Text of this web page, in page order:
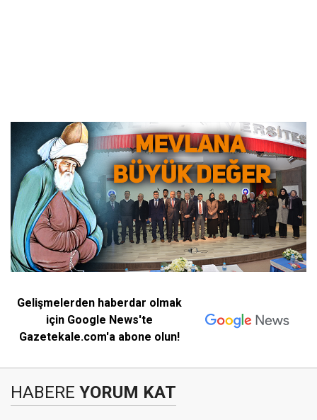
Gelişmelerden haberdar olmak
için Google News'te
Gazetekale.com'a abone olun!
HABERE YORUM KAT